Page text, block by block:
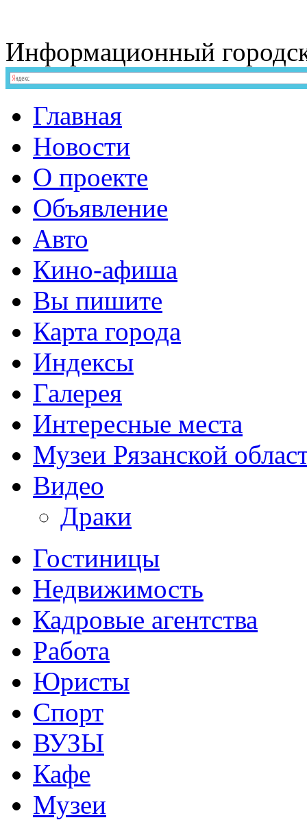
Информационный
Главная
Новости
О проекте
Объявление
Авто
Кино-афиша
Вы пишите
Карта города
Индексы
Галерея
Интересные места
Музеи Рязанской
Видео
Драки
Гостиницы
Недвижимость
Кадровые агентства
Работа
Юристы
Спорт
ВУЗЫ
Кафе
Музеи